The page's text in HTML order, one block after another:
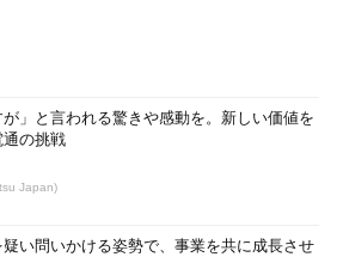
が」と言われる驚きや感動を。新しい価値を
通の挑戦
Japan)
疑い問いかける姿勢で、事業を共に成長させ